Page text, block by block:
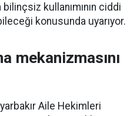
kullanımının ciddi
konusunda uyarıyor.
mekanizmasını
Aile Hekimleri